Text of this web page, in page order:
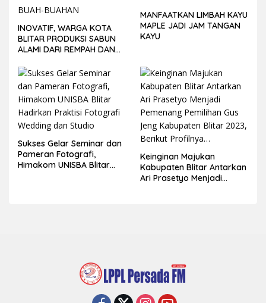
INOVATIF, WARGA KOTA
BLITAR PRODUKSI SABUN
ALAMI DARI REMPAH DAN
MANFAATKAN LIMBAH KAYU
MAPLE JADI JAM TANGAN
KAYU
Sukses Gelar Seminar dan
Pameran Fotografi,
Himakom UNISBA Blitar
Keinginan Majukan
Kabupaten Blitar Antarkan
Ari Prasetyo Menjadi